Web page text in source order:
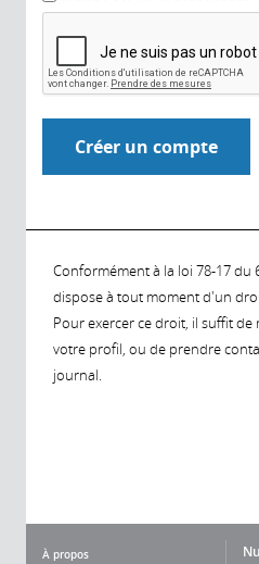
Conformément à la loi 78-17 du
dispose à tout moment d'un
Pour exercer ce droit, il suffit
votre profil, ou de prendre
journal.
À propos